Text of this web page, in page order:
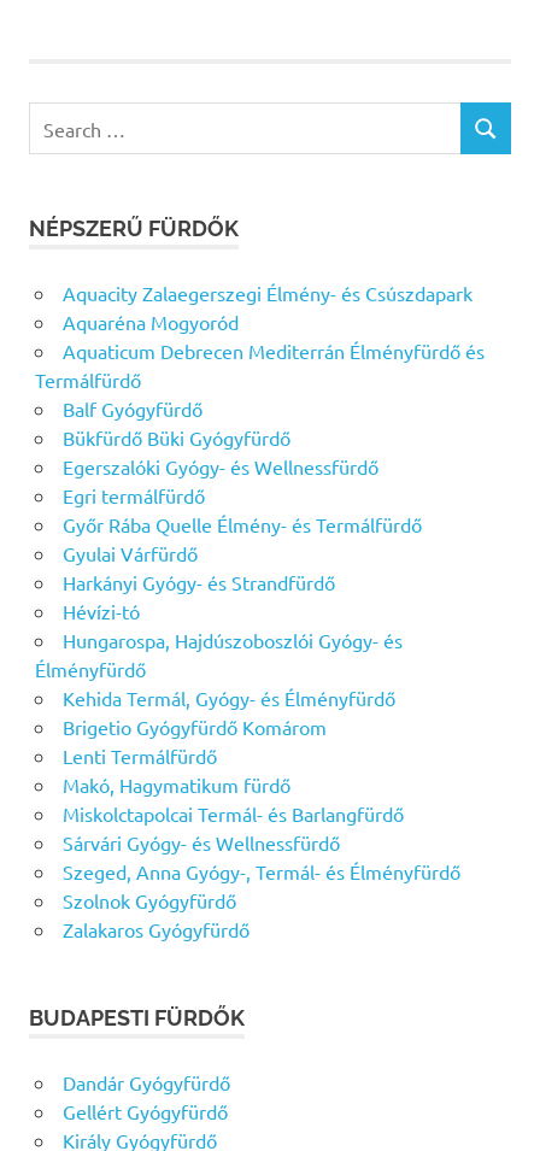
for:
SEARCH
NÉPSZERŰ FÜRDŐK
Aquacity Zalaegerszegi Élmény- és Csúszdapark
Aquaréna Mogyoród
Aquaticum Debrecen Mediterrán Élményfürdő és
Termálfürdő
Balf Gyógyfürdő
Bükfürdő Büki Gyógyfürdő
Egerszalóki Gyógy- és Wellnessfürdő
Egri termálfürdő
Győr Rába Quelle Élmény- és Termálfürdő
Gyulai Várfürdő
Harkányi Gyógy- és Strandfürdő
Hévízi-tó
Hungarospa, Hajdúszoboszlói Gyógy- és
Élményfürdő
Kehida Termál, Gyógy- és Élményfürdő
Brigetio Gyógyfürdő Komárom
Lenti Termálfürdő
Makó, Hagymatikum fürdő
Miskolctapolcai Termál- és Barlangfürdő
Sárvári Gyógy- és Wellnessfürdő
Szeged, Anna Gyógy-, Termál- és Élményfürdő
Szolnok Gyógyfürdő
Zalakaros Gyógyfürdő
BUDAPESTI FÜRDŐK
Dandár Gyógyfürdő
Gellért Gyógyfürdő
Király Gyógyfürdő